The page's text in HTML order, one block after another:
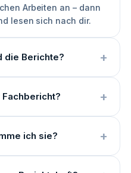
Arbeiten an – dann
lesen sich nach dir.
die Berichte?
ich sie?